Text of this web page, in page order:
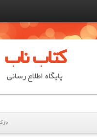
کتاب ناب
پایگاه اطلاع رسانی